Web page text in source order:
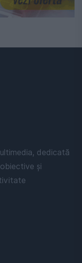
dedicată
și